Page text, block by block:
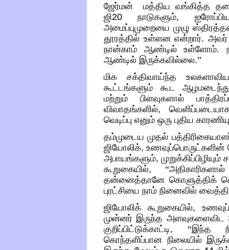
ஜேர்மன்
மத்திய வங்கித்த
ஜி20நாடுகளும்,
அமைப்புமுறையை முழு
தூரத்தில் உள்ளன என்றார். அவர்
நான்காம் ஆண்டில் உள்ளோம்.
ஆண்டில் இருக்கவில்லை.”
மிக சக்திவாய்ந்த
கூட்டங்களும் கூட
மற்றும் பிளவுகளால்
விவாதங்களில்,
வெடிப்பு எனும் ஒரு புதிய
தம்முடைய முதல்
ஜியோலிக்,உணவுப்பொருட்களின்
அபாயங்களும்,
கூறுகையில், “
தன்னைத்தானே கொளுத்திக்
புரட்சியை நாம் நினைவில்
ஜியோலிக் கூறுகையில்,
முன்னர் இருந்த அளவுகளைவிட
குறிப்பிட்டுக்காட்டி, “இந்த
கொந்தளிப்பான நிலையில்